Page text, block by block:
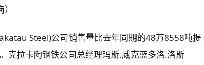
Steel)公司销售量比去年同期的48万8558吨提
克拉卡陶钢铁公司总经理玛斯.威克蓝多洛.洛斯